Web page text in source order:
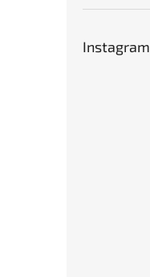
Instagram